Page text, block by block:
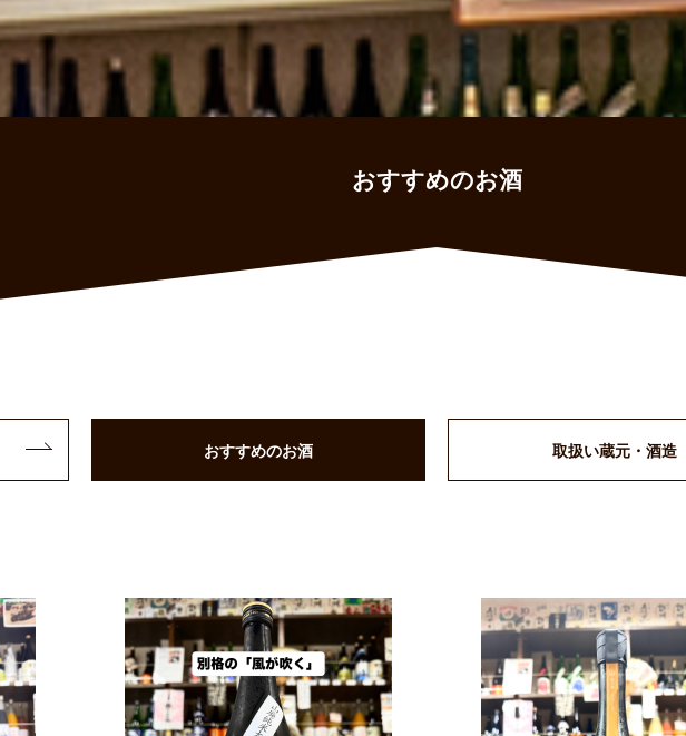
おすすめのお酒
おすすめのお酒 取扱い蔵元・酒造